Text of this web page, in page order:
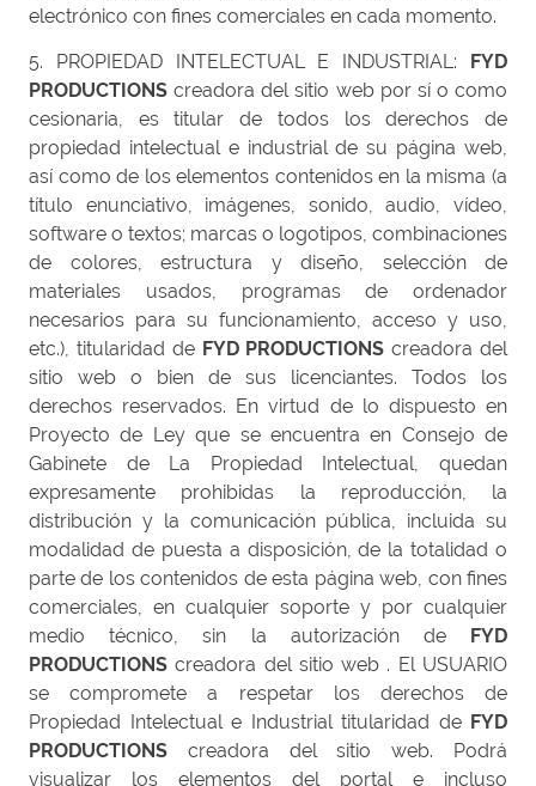
electrónico con fines comerciales en cada momento.
5. PROPIEDAD INTELECTUAL E INDUSTRIAL: FYD
PRODUCTIONScreadora del sitio web por sí o como
cesionaria, es titular de todos los derechos de
propiedad intelectual e industrial de su página web,
así como de los elementos contenidos en la misma (a
título enunciativo, imágenes, sonido, audio, vídeo,
software o textos; marcas o logotipos, combinaciones
de colores, estructura y diseño, selección de
materiales usados, programas de ordenador
necesarios para su funcionamiento, acceso y uso,
etc.), titularidad de FYD PRODUCTIONScreadora del
sitio web o bien de sus licenciantes. Todos los
derechos reservados. En virtud de lo dispuesto en
Proyecto de Ley que se encuentra en Consejo de
Gabinete de La Propiedad Intelectual, quedan
expresamente prohibidas la reproducción, la
distribución y la comunicación pública, incluida su
modalidad de puesta a disposición, de la totalidad o
parte de los contenidos de esta página web, con fines
comerciales, en cualquier soporte y por cualquier
medio técnico, sin la autorización de FYD
PRODUCTIONScreadora del sitio web . El USUARIO
se compromete a respetar los derechos de
Propiedad Intelectual e Industrial titularidad de FYD
PRODUCTIONS creadora del sitio web. Podrá
visualizar los elementos del portal e incluso